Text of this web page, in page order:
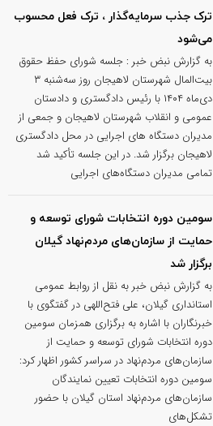
ترک جذب سرمایه‌گذار ، ترک فعل محسوب
می‌شود
به گزارش نبض خبر : جلسه شورای حفظ حقوق
بیت‌المال شهرستان لاهیجان روز سه‌شنبه ۳
دی‌ماه ۱۴۰۴ با رئیس دادگستری و دادستان
عمومی و انقلاب شهرستان لاهیجان و جمعی از
مدیران دستگاه های اجرایی در محل دادگستری
لاهیجان برگزار شد. در این جلسه تأکید شد
تمامی مدیران دستگاه‌های اجرایی
سومین دوره انتخابات شورای توسعه و
حمایت از سازمان‌های مردم‌نهاد گیلان
برگزار شد
به گزارش نبض خبر به نقل از روابط عمومی
استانداری گیلان، علی فتح‌اللهی در گفتگوی با
خبرنگاران با اشاره به برگزاری همزمان سومین
دوره انتخابات شورای توسعه و حمایت از
سازمان‌های مردم‌نهاد در سراسر کشور اظهار کرد:
سومین دوره انتخابات تعیین نمایندگان
سازمان‌های مردم‌نهاد استان گیلان با حضور
تشکل‌های